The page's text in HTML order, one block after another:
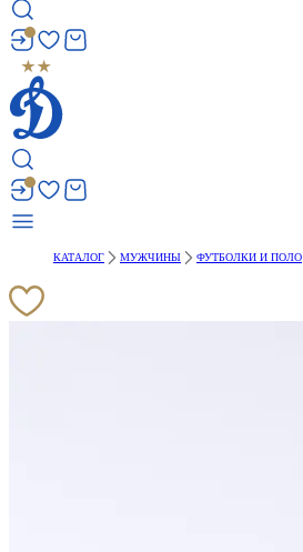
КАТАЛОГ МУЖЧИНЫ ФУТБОЛКИ И ПОЛО